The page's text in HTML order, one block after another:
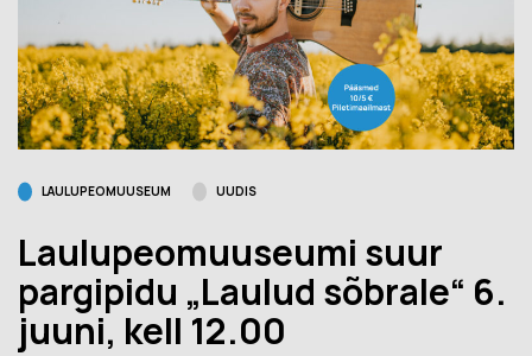
LAULUPEOMUUSEUM UUDIS
Laulupeomuuseumi suur
pargipidu „Laulud sõbrale“ 6.
juuni, kell 12.00